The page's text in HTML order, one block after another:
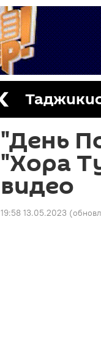
"День
"Хора
видео
19:58 13.05.2023